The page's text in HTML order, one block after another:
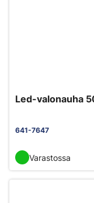
Led-valonauha
641-7647
Varastossa